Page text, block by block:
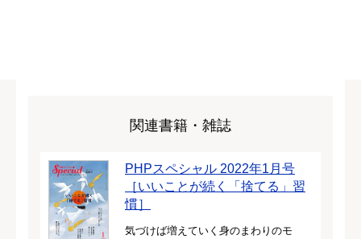
関連書籍・雑誌
PHPスペシャル 2022年1月号
［いいことが続く「捨てる」習
慣］
気づけば増えていく身のまわりのモ